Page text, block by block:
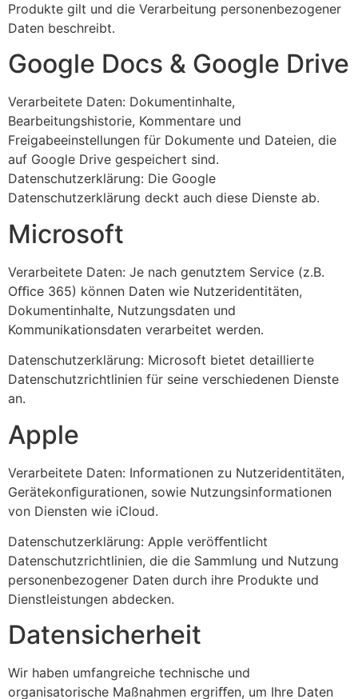
Produkte gilt und die Verarbeitung personenbezogener
Daten beschreibt.
Google Docs & Google Drive
Verarbeitete Daten: Dokumentinhalte,
Bearbeitungshistorie, Kommentare und
Freigabeeinstellungen für Dokumente und Dateien, die
auf Google Drive gespeichert sind.
Datenschutzerklärung: Die Google
Datenschutzerklärung deckt auch diese Dienste ab.
Microsoft
Verarbeitete Daten: Je nach genutztem Service (z.B.
Oﬃce 365) können Daten wie Nutzeridentitäten,
Dokumentinhalte, Nutzungsdaten und
Kommunikationsdaten verarbeitet werden.
Datenschutzerklärung: Microsoft bietet detaillierte
Datenschutzrichtlinien für seine verschiedenen Dienste
an.
Apple
Verarbeitete Daten: Informationen zu Nutzeridentitäten,
Gerätekonﬁgurationen, sowie Nutzungsinformationen
von Diensten wie iCloud.
Datenschutzerklärung: Apple veröﬀentlicht
Datenschutzrichtlinien, die die Sammlung und Nutzung
personenbezogener Daten durch ihre Produkte und
Dienstleistungen abdecken.
Datensicherheit
Wir haben umfangreiche technische und
organisatorische Maßnahmen ergriﬀen, um Ihre Daten